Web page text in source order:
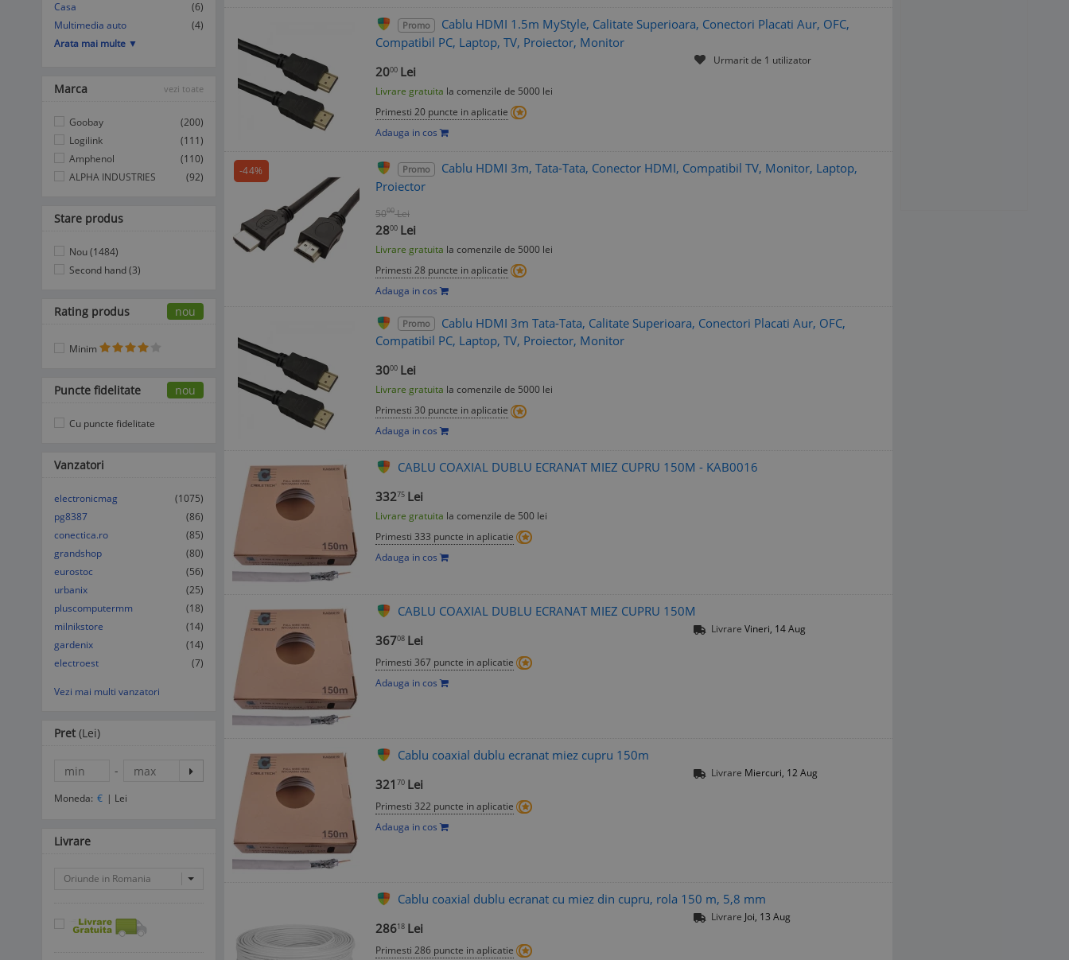
Promo
Cablu HDMI 1.5m MyStyle, Calitate Superioara, Conectori Placati Aur, OFC,
Compatibil PC, Laptop, TV, Proiector, Monitor
2000 Lei
Livrare gratuita la comenzile de 5000 lei
Primesti 20 puncte in aplicatie
Adauga in cos
Urmarit de 1 utilizator
-44% Promo
Cablu HDMI 3m, Tata-Tata, Conector HDMI, Compatibil TV, Monitor, Laptop,
Proiector
5000 Lei
2800 Lei
Livrare gratuita la comenzile de 5000 lei
Primesti 28 puncte in aplicatie
Adauga in cos
Promo
Cablu HDMI 3m Tata-Tata, Calitate Superioara, Conectori Placati Aur, OFC,
Compatibil PC, Laptop, TV, Proiector, Monitor
3000 Lei
Livrare gratuita la comenzile de 5000 lei
Primesti 30 puncte in aplicatie
Adauga in cos
CABLU COAXIAL DUBLU ECRANAT MIEZ CUPRU 150M - KAB0016
33275 Lei
Livrare gratuita la comenzile de 500 lei
Primesti 333 puncte in aplicatie
Adauga in cos
CABLU COAXIAL DUBLU ECRANAT MIEZ CUPRU 150M
36708 Lei
Primesti 367 puncte in aplicatie
Adauga in cos
Livrare Vineri, 14 Aug
Cablu coaxial dublu ecranat miez cupru 150m
321 70 Lei
Primesti 322 puncte in aplicatie
Adauga in cos
Livrare Miercuri, 12 Aug
Cablu coaxial dublu ecranat cu miez din cupru, rola 150 m, 5,8 mm
28618 Lei
Primesti 286 puncte in aplicatie
Livrare Joi, 13 Aug
Casa
(6)
Multimedia auto
(4)
Arata mai multe ▼
Marca vezi toate
Goobay
(200)
Logilink
(111)
Amphenol
(110)
ALPHA INDUSTRIES
(92)
Stare produs
Nou (1484)
Second hand (3)
Rating produs nou
Minim
Puncte fidelitate nou
Cu puncte fidelitate
Vanzatori
electronicmag
(1075)
pg8387
(86)
conectica.ro
(85)
grandshop
(80)
eurostoc
(56)
urbanix
(25)
pluscomputermm
(18)
milnikstore
(14)
gardenix
(14)
electroest
(7)
Vezi mai multi vanzatori
Pret (Lei)
-
Moneda: € | Lei
Livrare
Oriunde in Romania